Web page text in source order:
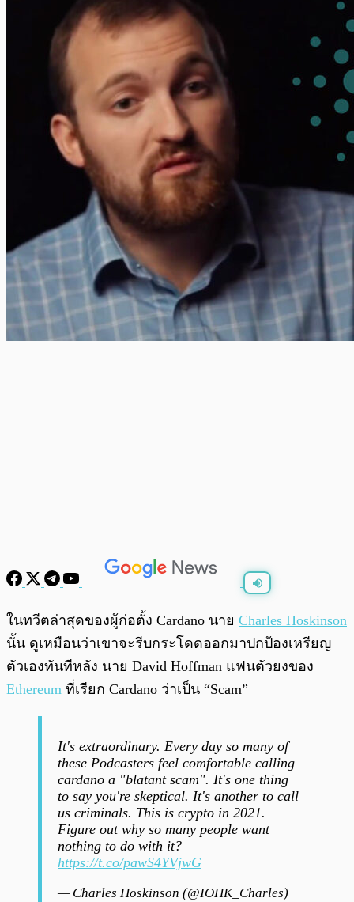
พร้อมเล่น
ในทวีตล่าสุดของผู้ก่อตั้ง Cardano นาย Charles Hoskinson
นั้น ดูเหมือนว่าเขาจะรีบกระโดดออกมาปกป้องเหรียญ
ตัวเองทันทีหลัง นาย David Hoffman แฟนตัวยงของ
Ethereum ที่เรียก Cardano ว่าเป็น “Scam”
It's extraordinary. Every day so many of
these Podcasters feel comfortable calling
cardano a "blatant scam". It's one thing
to say you're skeptical. It's another to call
us criminals. This is crypto in 2021.
Figure out why so many people want
nothing to do with it?
https://t.co/pawS4YVjwG
— Charles Hoskinson (@IOHK_Charles)